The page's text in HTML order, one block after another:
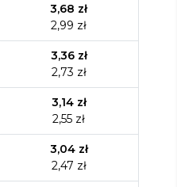
3,68 zł
2,99 zł
3,36 zł
2,73 zł
3,14 zł
2,55 zł
3,04 zł
2,47 zł